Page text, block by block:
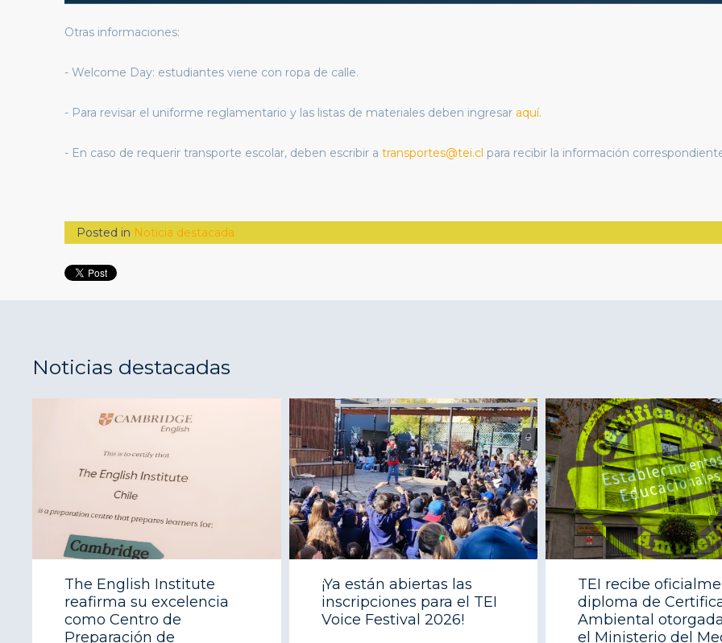
Otras informaciones:
- Welcome Day: estudiantes viene con ropa de calle.
- Para revisar el uniforme reglamentario y las listas de materiales deben ingresar aquí.
- En caso de requerir transporte escolar, deben escribir a transportes@tei.cl para recibir la información
Posted in Noticia destacada
Noticias destacadas
The English Institute
reafirma su excelencia
como Centro de
Preparación de
¡Ya están abiertas las
inscripciones para el TEI
Voice Festival 2026!
TEI recibe
diploma de
Ambiental
el Ministerio del